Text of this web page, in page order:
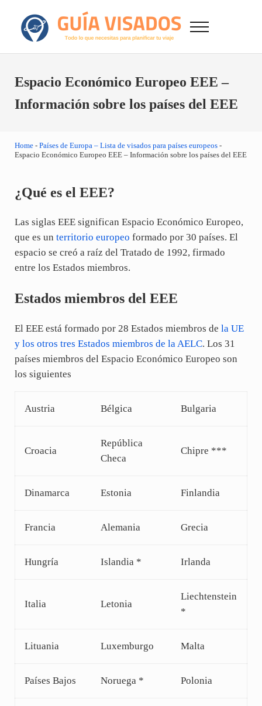
GuiaVisado.com - Guía de visados de viaje en
Otro sitio realizado con WordPress
Menu
Espacio Económico Europeo EEE –
Información sobre los países del EEE
Home- Países de Europa – Lista de visados para países europeos-
Espacio Económico Europeo EEE – Información sobre los países del EEE
¿Qué es el EEE?
Las siglas EEE significan Espacio Económico Europeo,
que es un territorio europeo formado por 30 países. El
espacio se creó a raíz del Tratado de 1992, firmado
entre los Estados miembros.
Estados miembros del EEE
El EEE está formado por 28 Estados miembros de la UE
y los otros tres Estados miembros de la AELC. Los 31
países miembros del Espacio Económico Europeo son
los siguientes
Austria Bélgica Bulgaria
Croacia
República
Checa
Chipre ***
Dinamarca Estonia Finlandia
Francia Alemania Grecia
Hungría Islandia * Irlanda
Italia Letonia
Liechtenstein
*
Lituania Luxemburgo Malta
Países Bajos Noruega * Polonia